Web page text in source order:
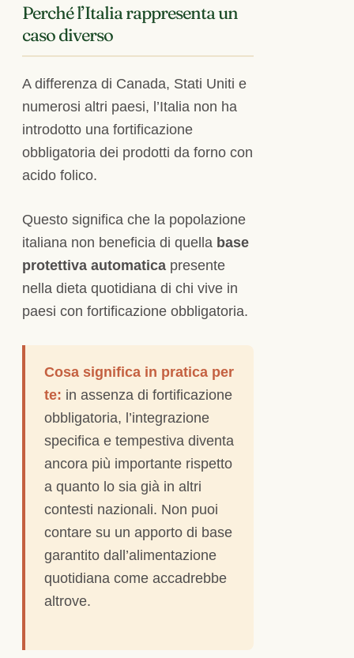
Perché l’Italia rappresenta un
caso diverso
A differenza di Canada, Stati Uniti e
numerosi altri paesi, l’Italia non ha
introdotto una fortificazione
obbligatoria dei prodotti da forno con
acido folico.
Questo significa che la popolazione
italiana non beneficia di quella base
protettiva automatica presente
nella dieta quotidiana di chi vive in
paesi con fortificazione obbligatoria.
Cosa significa in pratica per
te: in assenza di fortificazione
obbligatoria, l’integrazione
specifica e tempestiva diventa
ancora più importante rispetto
a quanto lo sia già in altri
contesti nazionali. Non puoi
contare su un apporto di base
garantito dall’alimentazione
quotidiana come accadrebbe
altrove.